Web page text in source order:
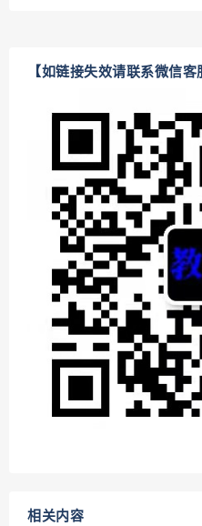
【如链接失效请联系微信客
相关内容